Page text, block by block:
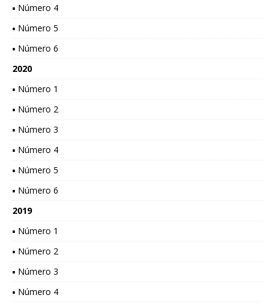
▪ Número 4
▪ Número 5
▪ Número 6
2020
▪ Número 1
▪ Número 2
▪ Número 3
▪ Número 4
▪ Número 5
▪ Número 6
2019
▪ Número 1
▪ Número 2
▪ Número 3
▪ Número 4